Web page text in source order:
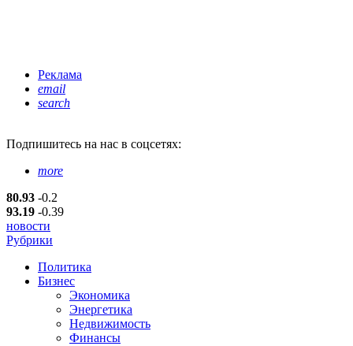
Реклама
email
search
Подпишитесь на нас в соцсетях:
more
80.93 -0.2
93.19 -0.39
новости
Рубрики
Политика
Бизнес
Экономика
Энергетика
Недвижимость
Финансы